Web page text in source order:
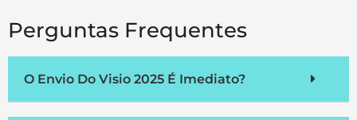
Perguntas Frequentes
O Envio Do Visio 2025 É Imediato?